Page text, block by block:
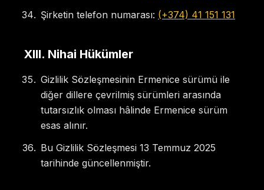
Şirketin telefon numarası: (+374) 41 151 131
XIII. Nihai Hükümler
Gizlilik Sözleşmesinin Ermenice sürümü ile
diğer dillere çevrilmiş sürümleri arasında
tutarsızlık olması hâlinde Ermenice sürüm
esas alınır.
Bu Gizlilik Sözleşmesi 13 Temmuz 2025
tarihinde güncellenmiştir.